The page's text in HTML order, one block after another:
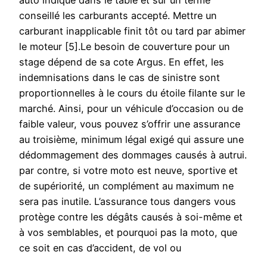
conseillé les carburants accepté. Mettre un
carburant inapplicable finit tôt ou tard par abimer
le moteur [5].Le besoin de couverture pour un
stage dépend de sa cote Argus. En effet, les
indemnisations dans le cas de sinistre sont
proportionnelles à le cours du étoile filante sur le
marché. Ainsi, pour un véhicule d’occasion ou de
faible valeur, vous pouvez s’offrir une assurance
au troisième, minimum légal exigé qui assure une
dédommagement des dommages causés à autrui.
par contre, si votre moto est neuve, sportive et
de supériorité, un complément au maximum ne
sera pas inutile. L’assurance tous dangers vous
protège contre les dégâts causés à soi-même et
à vos semblables, et pourquoi pas la moto, que
ce soit en cas d’accident, de vol ou